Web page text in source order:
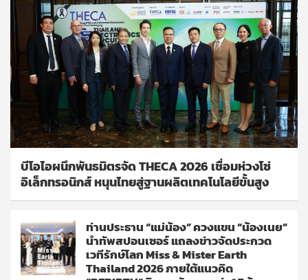
บีโอไอผนึกพันธมิตรจัด THECA 2026 เชื่อมห่วงโซ่
อิเล็กทรอนิกส์ หนุนไทยสู่ฐานผลิตเทคโนโลยีขั้นสูง
ท่านประธาน “แม่น้อง” ควงแขน “น้องเนย”
นำทัพสปอนเซอร์ แถลงข่าวจัดประกวด
เวทีรักษ์โลก Miss & Mister Earth
Thailand 2026 ภายใต้แนวคิด